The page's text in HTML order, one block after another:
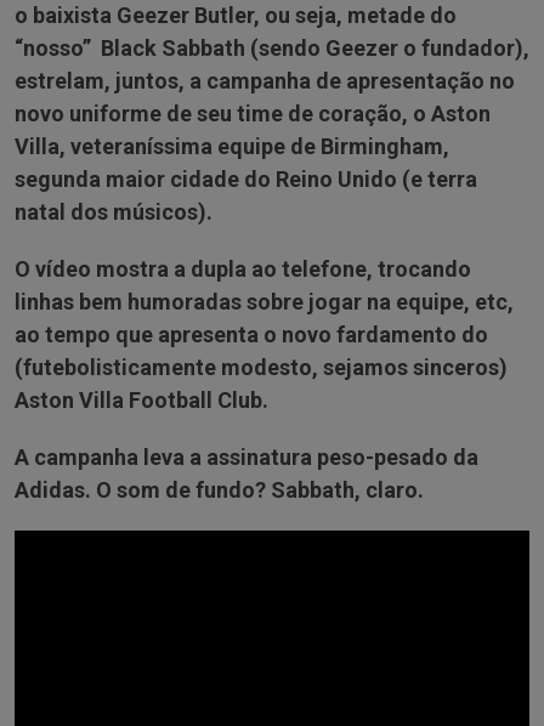
o baixista Geezer Butler, ou seja, metade do
“nosso” Black Sabbath (sendo Geezer o fundador),
estrelam, juntos, a campanha de apresentação no
novo uniforme de seu time de coração, o Aston
Villa, veteraníssima equipe de Birmingham,
segunda maior cidade do Reino Unido (e terra
natal dos músicos).
O vídeo mostra a dupla ao telefone, trocando
linhas bem humoradas sobre jogar na equipe, etc,
ao tempo que apresenta o novo fardamento do
(futebolisticamente modesto, sejamos sinceros)
Aston Villa Football Club.
A campanha leva a assinatura peso-pesado da
Adidas. O som de fundo? Sabbath, claro.